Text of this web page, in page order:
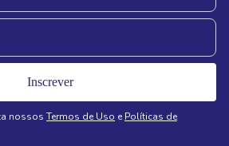
Inscrever
nossos Termos de Uso e Políticas de